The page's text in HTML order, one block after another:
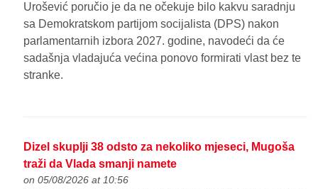
Urošević poručio je da ne očekuje bilo kakvu saradnju
sa Demokratskom partijom socijalista (DPS) nakon
parlamentarnih izbora 2027. godine, navodeći da će
sadašnja vladajuća većina ponovo formirati vlast bez te
stranke.
Dizel skuplji 38 odsto za nekoliko mjeseci, Mugoša
traži da Vlada smanji namete
on 05/08/2026 at 10:56